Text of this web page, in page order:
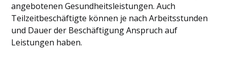
angebotenen Gesundheitsleistungen. Auch
Teilzeitbeschäftigte können je nach Arbeitsstunden
und Dauer der Beschäftigung Anspruch auf
Leistungen haben.